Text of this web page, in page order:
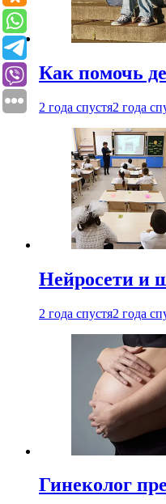
Как помочь
2 года спустя2 года
Нейросети и
2 года спустя2 года
Гинеколог